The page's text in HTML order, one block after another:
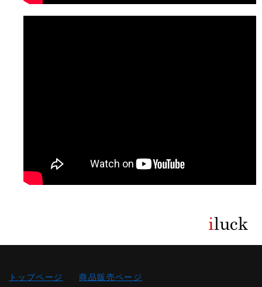
トップページ 商品販売ページ